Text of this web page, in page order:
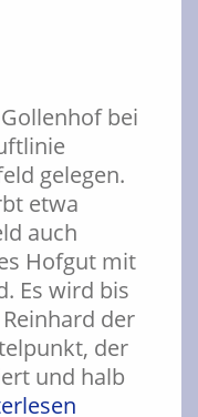
bei
gelegen.
etwa
auch
Hofgut mit
Es wird bis
der
der
und halb